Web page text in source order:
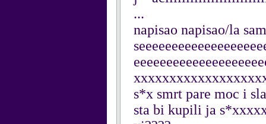
...
napisao napisao/la
s*x smrt pare moc i
sta bi kupili ja